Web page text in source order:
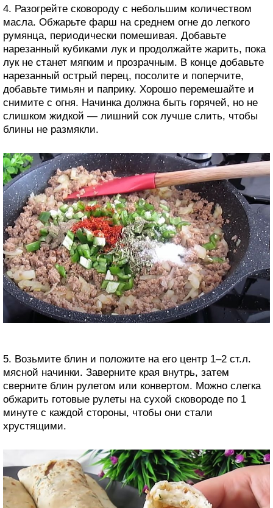
4. Разогрейте сковороду с небольшим количеством
масла. Обжарьте фарш на среднем огне до легкого
румянца, периодически помешивая. Добавьте
нарезанный кубиками лук и продолжайте жарить, пока
лук не станет мягким и прозрачным. В конце добавьте
нарезанный острый перец, посолите и поперчите,
добавьте тимьян и паприку. Хорошо перемешайте и
снимите с огня. Начинка должна быть горячей, но не
слишком жидкой — лишний сок лучше слить, чтобы
блины не размякли.
5. Возьмите блин и положите на его центр 1–2 ст.л.
мясной начинки. Заверните края внутрь, затем
сверните блин рулетом или конвертом. Можно слегка
обжарить готовые рулеты на сухой сковороде по 1
минуте с каждой стороны, чтобы они стали
хрустящими.